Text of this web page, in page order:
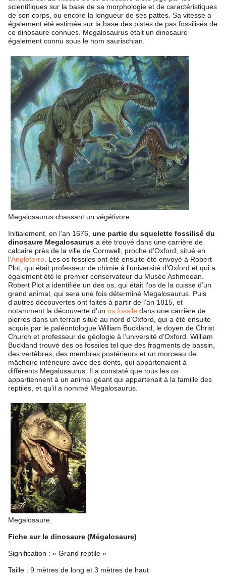
scientifiques sur la base de sa morphologie et de caractéristiques
de son corps, ou encore la longueur de ses pattes. Sa vitesse a
également été estimée sur la base des pistes de pas fossilisés de
ce dinosaure connues. Megalosaurus était un dinosaure
également connu sous le nom saurischian.
Megalosaurus chassant un végétivore.
Initialement, en l’an 1676, une partie du squelette fossilisé du
dinosaure Megalosaurus a été trouvé dans une carrière de
calcaire près de la ville de Cornwell, proche d’Oxford, situé en
l’Angleterre. Les os fossiles ont été ensuite été envoyé à Robert
Plot, qui était professeur de chimie à l’université d’Oxford et qui a
également été le premier conservateur du Musée Ashmoean.
Robert Plot a identifiée un des os, qui était l’os de la cuisse d’un
grand animal, qui sera une fois déterminé Megalosaurus. Puis
d’autres découvertes ont faites à partir de l’an 1815, et
notamment la découverte d’un os fossile dans une carrière de
pierres dans un terrain situé au nord d’Oxford, qui a été ensuite
acquis par le paléontologue William Buckland, le doyen de Christ
Church et professeur de géologie à l’université d’Oxford. William
Buckland trouvé des os fossiles tel que des fragments de bassin,
des vertèbres, des membres postérieurs et un morceau de
mâchoire inférieure avec des dents, qui appartenaient à
différents Megalosaurus. Il a constaté que tous les os
appartiennent à un animal géant qui appartenait à la famille des
reptiles, et qu’il a nommé Megalosaurus.
Megalosaure.
Fiche sur le dinosaure (Mégalosaure)
Signification : « Grand reptile »
Taille : 9 mètres de long et 3 mètres de haut